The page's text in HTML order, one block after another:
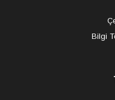
Bilgi